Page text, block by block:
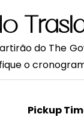
do The
o
Pickup